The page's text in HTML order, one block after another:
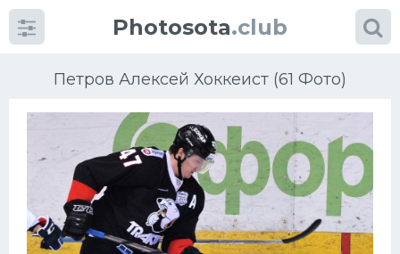
Photosota.club
Петров Алексей Хоккеист (61 Фото)
КатегорииФото